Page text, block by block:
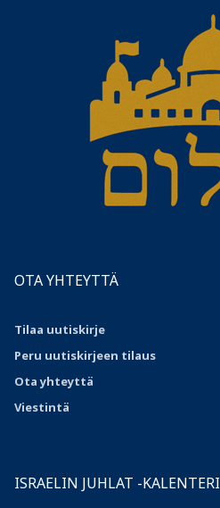
OTA YHTEYTTÄ
Tilaa uutiskirje
Peru uutiskirjeen tilaus
Otayhteyttä
Viestintä
ISRAELIN JUHLAT -KALENTERI